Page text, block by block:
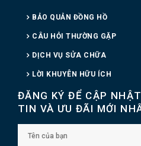
BẢO QUẢN ĐỒNG HỒ
CÂU HỎI THƯỜNG GẶP
DỊCH VỤ SỬA CHỮA
LỜI KHUYÊN HỮU ÍCH
ĐĂNG KÝ ĐỂ CẬP
TIN VÀ ƯU ĐÃI MỚI